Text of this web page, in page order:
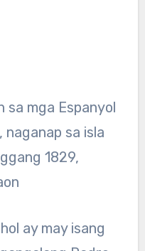
sa mga Espanyol
naganap sa isla
1829,
ay may isang